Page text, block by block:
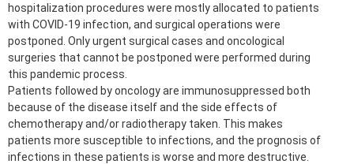
hospitalization procedures were mostly allocated to patients
with COVID-19 infection, and surgical operations were
postponed. Only urgent surgical cases and oncological
surgeries that cannot be postponed were performed during
this pandemic process.
Patients followed by oncology are immunosuppressed both
because of the disease itself and the side effects of
chemotherapy and/or radiotherapy taken. This makes
patients more susceptible to infections, and the prognosis of
infections in these patients is worse and more destructive.